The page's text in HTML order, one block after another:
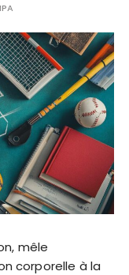
mêle
corporelle à la